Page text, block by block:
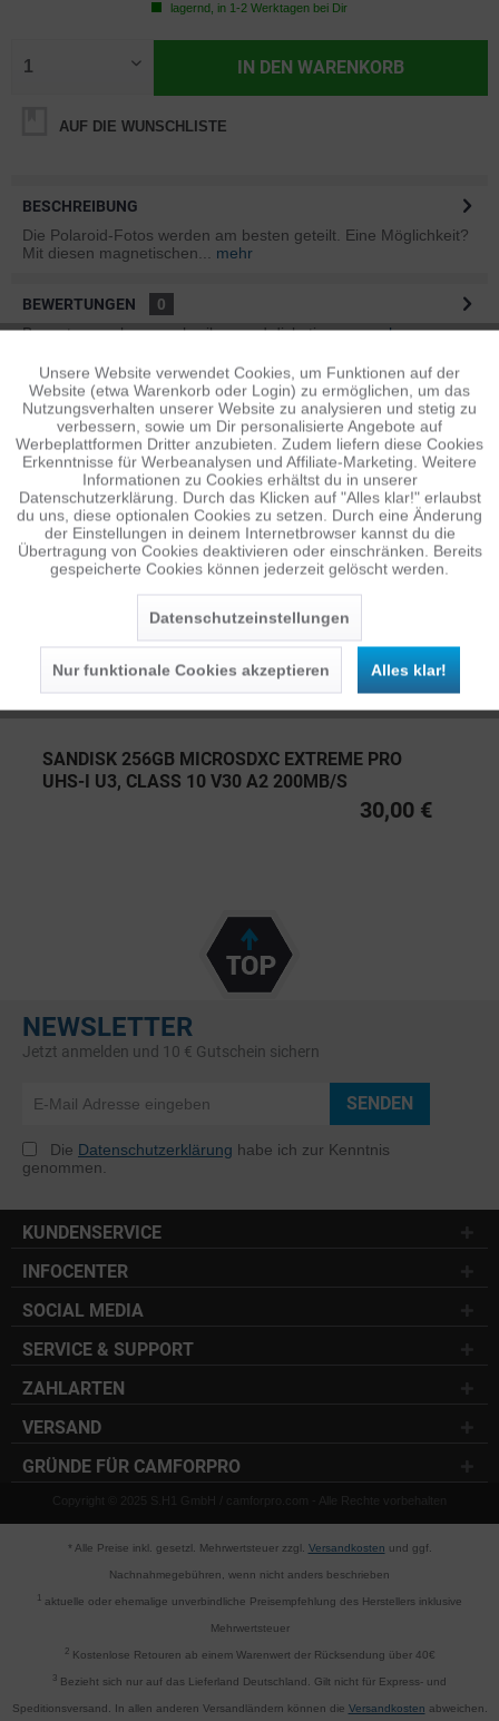
lagernd, in 1-2 Werktagen bei Dir
IN DEN WARENKORB
AUF DIE WUNSCHLISTE
BESCHREIBUNG
Die Polaroid-Fotos werden am besten geteilt. Eine Möglichkeit?
Mit diesen magnetischen...
mehr
BEWERTUNGEN
0
Bewertungen lesen, schreiben und diskutieren...mehr
ÄHNLICHE ARTIKEL
Diese Artikel sind dem Produkt ähnlich ...mehr
Persönliche Empfehlungen
SANDISK 256GB MICROSDXC EXTREME PRO
UHS-I U3, CLASS 10 V30 A2 200MB/S
30,00 €
NEWSLETTER
Jetzt anmelden und 10 € Gutschein sichern
SENDEN
Die Datenschutzerklärung habe ich zur Kenntnis
genommen.
KUNDENSERVICE
INFOCENTER
SOCIAL MEDIA
SERVICE & SUPPORT
ZAHLARTEN
VERSAND
GRÜNDE FÜR CAMFORPRO
Copyright © 2025 S.H1 GmbH / camforpro.com - Alle Rechte vorbehalten
* Alle Preise inkl. gesetzl. Mehrwertsteuer zzgl. Versandkosten und ggf.
Nachnahmegebühren, wenn nicht anders beschrieben
aktuelle oder ehemalige unverbindliche Preisempfehlung des Herstellers inklusive
Mehrwertsteuer
2Kostenlose Retouren ab einem Warenwert der Rücksendung über 40€
3 Bezieht sich nur auf das Lieferland Deutschland. Gilt nicht für Express- und
Speditionsversand. In allen anderen Versandländern können die Versandkosten abweichen.
Funktionale Aktiv
Tracking Inaktiv
Personalisierung Inaktiv
Service Inaktiv
Unsere Website verwendet Cookies, um Funktionen auf der
Website (etwa Warenkorb oder Login) zu ermöglichen, um das
Nutzungsverhalten unserer Website zu analysieren und stetig zu
verbessern, sowie um Dir personalisierte Angebote auf
Werbeplattformen Dritter anzubieten. Zudem liefern diese Cookies
Erkenntnisse für Werbeanalysen und Affiliate-Marketing. Weitere
Informationen zu Cookies erhältst du in unserer
Datenschutzerklärung. Durch das Klicken auf "Alles klar!" erlaubst
du uns, diese optionalen Cookies zu setzen. Durch eine Änderung
der Einstellungen in deinem Internetbrowser kannst du die
Übertragung von Cookies deaktivieren oder einschränken. Bereits
gespeicherte Cookies können jederzeit gelöscht werden.
Datenschutzeinstellungen
Nur funktionale Cookies akzeptieren Alles klar!